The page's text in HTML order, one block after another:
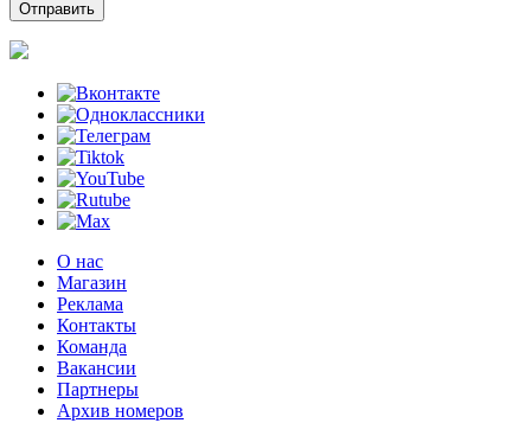
О нас
Магазин
Реклама
Контакты
Команда
Вакансии
Партнеры
Архив номеров